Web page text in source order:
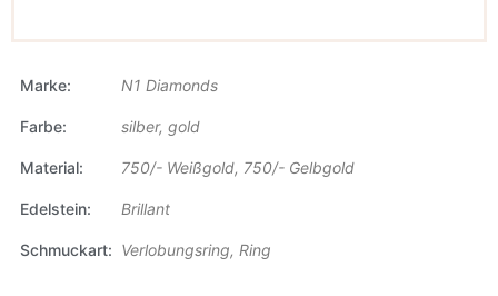
Marke N1 Diamonds
Farbe silber, gold
Material 750/- Weißgold, 750/- Gelbgold
Edelstein Brillant
Schmuckart Verlobungsring, Ring